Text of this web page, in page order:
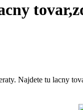
Najdete tu lacny